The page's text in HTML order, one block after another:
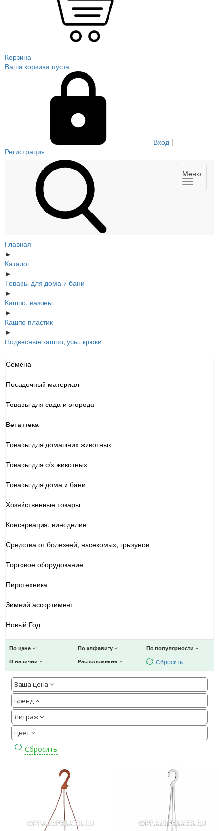
Корзина
Ваша корзина пуста
Вход |
Регистрация
Меню
Главная
►
Каталог
►
Товары для дома и бани
►
Кашпо, вазоны
►
Кашпо пластик
►
Подвесные кашпо, усы, крюки
Семена
Посадочный материал
Товары для сада и огорода
Ветаптека
Товары для домашних животных
Товары для с/х животных
Товары для дома и бани
Хозяйственные товары
Консервация, виноделие
Средства от болезней, насекомых, грызунов
Торговое оборудование
Пиротехника
Зимний ассортимент
Новый Год
По цене По алфавиту
По популярности
В наличии
Расположение Сбросить
Ваша цена
Бренд
Литраж
Цвет